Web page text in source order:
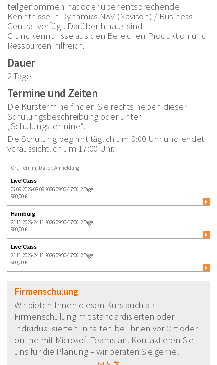
teilgenommen hat oder über entsprechende
Kenntnisse in Dynamics NAV (Navison) / Business
Central verfügt. Darüber hinaus sind
Grundkenntnisse aus den Bereichen Produktion und
Ressourcen hilfreich.
Dauer
2 Tage
Termine und Zeiten
Die Kurstermine finden Sie rechts neben dieser
Schulungsbeschreibung oder unter
„Schulungstermine“.
Die Schulung beginnt täglich um 9:00 Uhr und endet
voraussichtlich um 17:00 Uhr.
Ort, Termin, Dauer, Anmeldung
Live!Class
07.09.2026-08.09.2026 09:00-17:00, 2 Tage
980,00 €
Hamburg
23.11.2026-24.11.2026 09:00-17:00, 2 Tage
980,00 €
Live!Class
23.11.2026-24.11.2026 09:00-17:00, 2 Tage
980,00 €
Firmenschulung
Wir bieten Ihnen diesen Kurs auch als
Firmenschulung mit standardisierten oder
individualisierten Inhalten bei Ihnen vor Ort oder
online mit Microsoft Teams an. Kontaktieren Sie
uns für die Planung – wir beraten Sie gerne!